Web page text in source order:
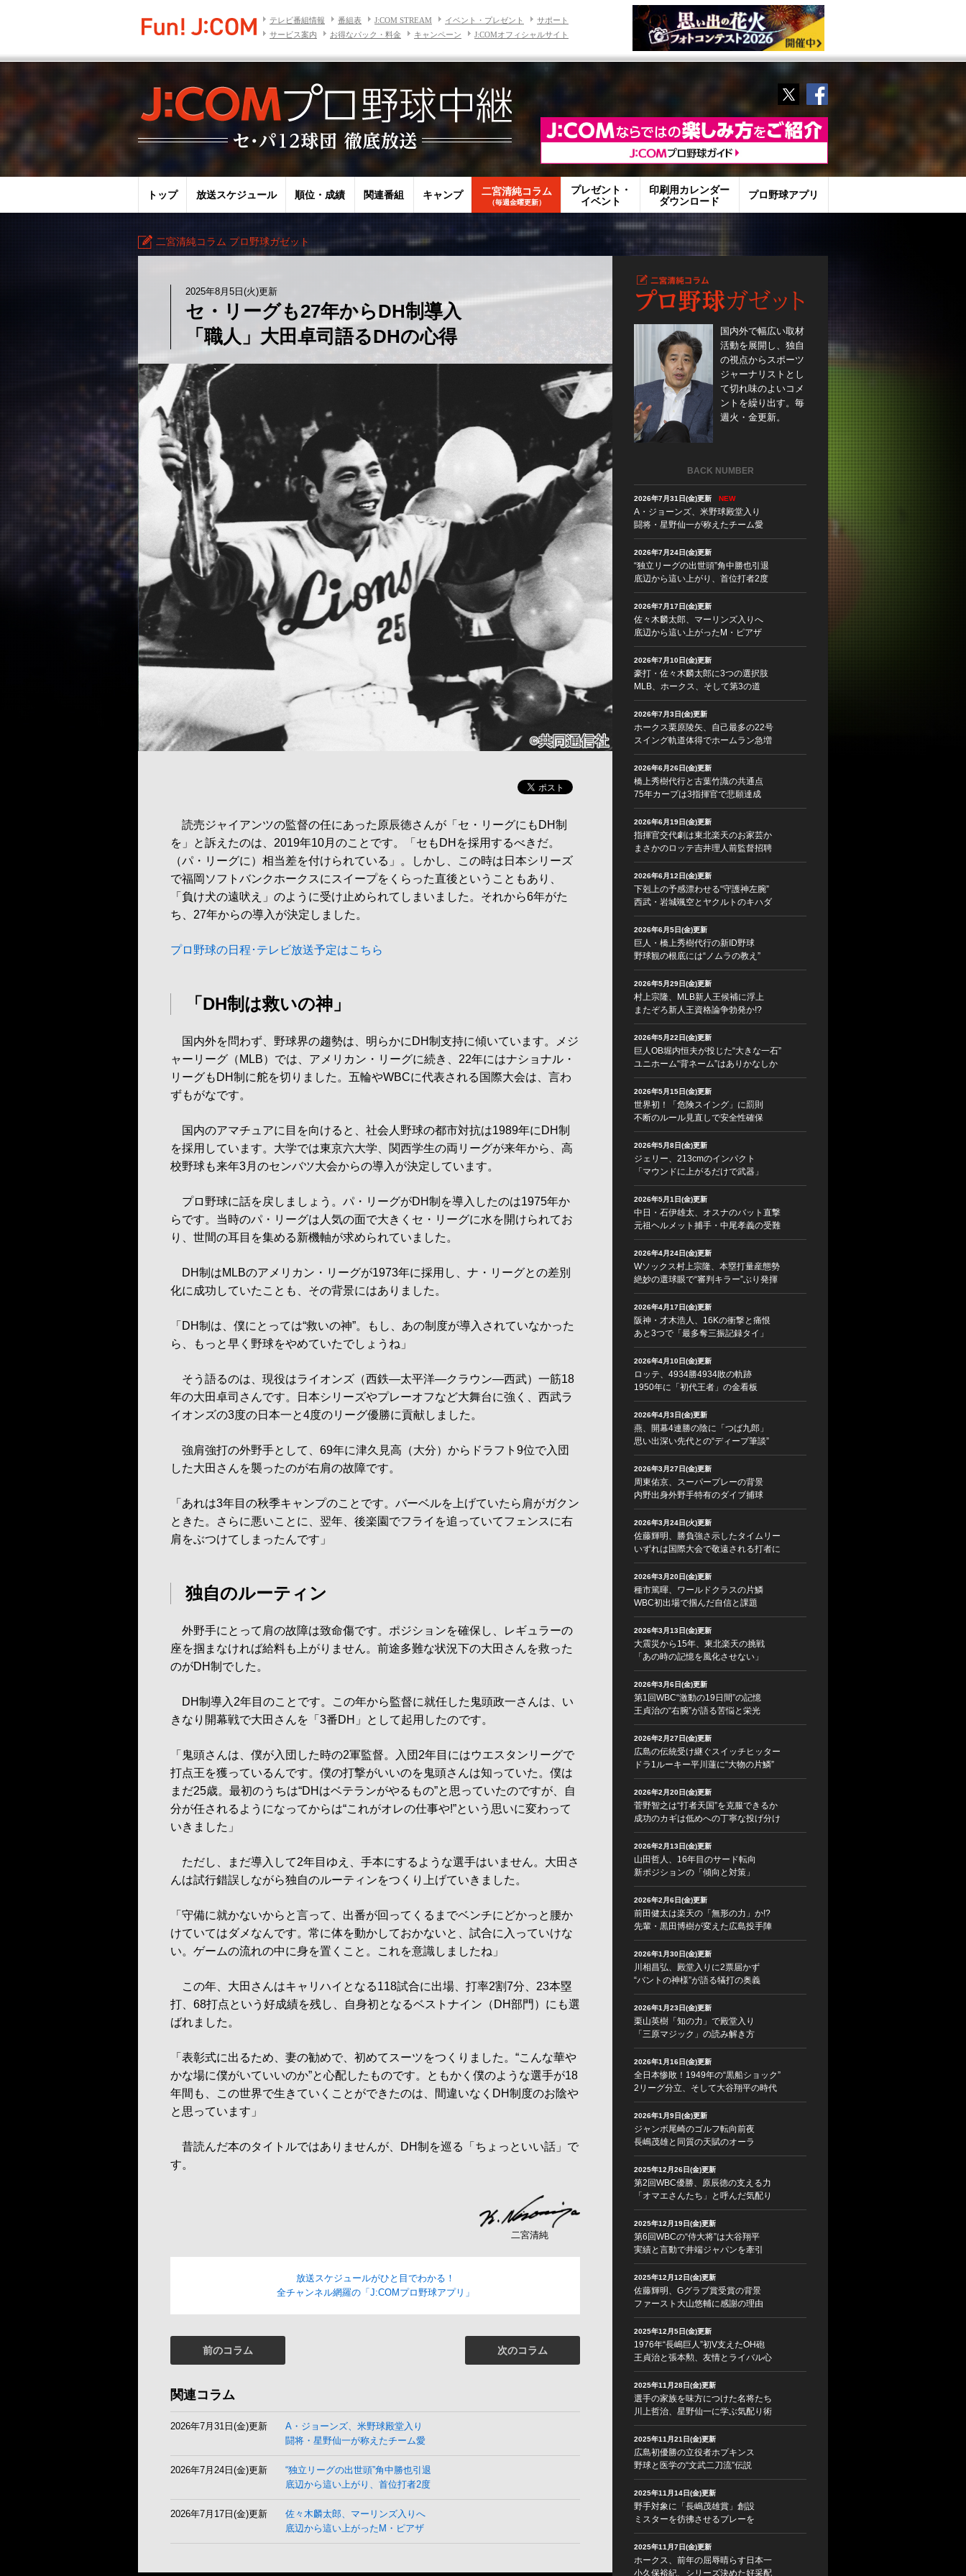
テレビ番組情報 番組表 J:COM STREAM イベント・プレゼント
サポート
サービス案内
お得なパック・料金 キャンペーン J:COMオフィシャルサイト
TwitterFacebook
トップ 放送スケジュール 順位・成績 関連番組 キャンプ 二宮清純コラム
（毎週金曜更新）
プレゼント・
イベント
印刷用カレンダー
ダウンロード
プロ野球アプリ
二宮清純コラム プロ野球ガゼット
2025年8月5日(火)更新
セ・リーグも27年からDH制導入
「職人」大田卓司語るDHの心得
読売ジャイアンツの監督の任にあった原辰徳さんが「セ・リーグにもDH制
を」と訴えたのは、2019年10月のことです。「セもDHを採用するべきだ。
（パ・リーグに）相当差を付けられている」。しかし、この時は日本シリーズ
で福岡ソフトバンクホークスにスイープをくらった直後ということもあり、
「負け犬の遠吠え」のように受け止められてしまいました。それから6年がた
ち、27年からの導入が決定しました。
プロ野球の日程･テレビ放送予定はこちら
「DH制は救いの神」
国内外を問わず、野球界の趨勢は、明らかにDH制支持に傾いています。メジ
ャーリーグ（MLB）では、アメリカン・リーグに続き、22年にはナショナル・
リーグもDH制に舵を切りました。五輪やWBCに代表される国際大会は、言わ
ずもがなです。
国内のアマチュアに目を向けると、社会人野球の都市対抗は1989年にDH制
を採用しています。大学では東京六大学、関西学生の両リーグが来年から、高
校野球も来年3月のセンバツ大会からの導入が決定しています。
プロ野球に話を戻しましょう。パ・リーグがDH制を導入したのは1975年か
らです。当時のパ・リーグは人気の面で大きくセ・リーグに水を開けられてお
り、世間の耳目を集める新機軸が求められていました。
DH制はMLBのアメリカン・リーグが1973年に採用し、ナ・リーグとの差別
化に成功していたことも、その背景にはありました。
「DH制は、僕にとっては“救いの神”。もし、あの制度が導入されていなかった
ら、もっと早く野球をやめていたでしょうね」
そう語るのは、現役はライオンズ（西鉄―太平洋―クラウン―西武）一筋18
年の大田卓司さんです。日本シリーズやプレーオフなど大舞台に強く、西武ラ
イオンズの3度の日本一と4度のリーグ優勝に貢献しました。
強肩強打の外野手として、69年に津久見高（大分）からドラフト9位で入団
した大田さんを襲ったのが右肩の故障です。
「あれは3年目の秋季キャンプのことです。バーベルを上げていたら肩がガクン
ときた。さらに悪いことに、翌年、後楽園でフライを追っていてフェンスに右
肩をぶつけてしまったんです」
独自のルーティン
外野手にとって肩の故障は致命傷です。ポジションを確保し、レギュラーの
座を掴まなければ給料も上がりません。前途多難な状況下の大田さんを救った
のがDH制でした。
DH制導入2年目のことです。この年から監督に就任した鬼頭政一さんは、い
きなり開幕戦で大田さんを「3番DH」として起用したのです。
「鬼頭さんは、僕が入団した時の2軍監督。入団2年目にはウエスタンリーグで
打点王を獲っているんです。僕の打撃がいいのを鬼頭さんは知っていた。僕は
まだ25歳。最初のうちは“DHはベテランがやるもの”と思っていたのですが、自
分が任されるようになってからは“これがオレの仕事や!”という思いに変わって
いきました」
ただし、まだ導入して2年目ゆえ、手本にするような選手はいません。大田さ
んは試行錯誤しながら独自のルーティンをつくり上げていきました。
「守備に就かないからと言って、出番が回ってくるまでベンチにどかっと腰か
けていてはダメなんです。常に体を動かしておかないと、試合に入っていけな
い。ゲームの流れの中に身を置くこと。これを意識しましたね」
この年、大田さんはキャリハイとなる118試合に出場、打率2割7分、23本塁
打、68打点という好成績を残し、自身初となるベストナイン（DH部門）にも選
ばれました。
「表彰式に出るため、妻の勧めで、初めてスーツをつくりました。“こんな華や
かな場に僕がいていいのか”と心配したものです。ともかく僕のような選手が18
年間も、この世界で生きていくことができたのは、間違いなくDH制度のお陰や
と思っています」
昔読んだ本のタイトルではありませんが、DH制を巡る「ちょっといい話」で
す。
二宮清純
放送スケジュールがひと目でわかる！
全チャンネル網羅の「J:COMプロ野球アプリ」
前のコラム 次のコラム
関連コラム
2026年7月31日(金)更新
A・ジョーンズ、米野球殿堂入り
闘将・星野仙一が称えたチーム愛
2026年7月24日(金)更新
“独立リーグの出世頭”角中勝也引退
底辺から這い上がり、首位打者2度
2026年7月17日(金)更新
佐々木麟太郎、マーリンズ入りへ
底辺から這い上がったM・ピアザ
国内外で幅広い取材
活動を展開し、独自
の視点からスポーツ
ジャーナリストとし
て切れ味のよいコメ
ントを繰り出す。毎
週火・金更新。
BACK NUMBER
2026年7月31日(金)更新 NEW
A・ジョーンズ、米野球殿堂入り
闘将・星野仙一が称えたチーム愛
2026年7月24日(金)更新
“独立リーグの出世頭”角中勝也引退
底辺から這い上がり、首位打者2度
2026年7月17日(金)更新
佐々木麟太郎、マーリンズ入りへ
底辺から這い上がったM・ピアザ
2026年7月10日(金)更新
豪打・佐々木麟太郎に3つの選択肢
MLB、ホークス、そして第3の道
2026年7月3日(金)更新
ホークス栗原陵矢、自己最多の22号
スイング軌道体得でホームラン急増
2026年6月26日(金)更新
橋上秀樹代行と古葉竹識の共通点
75年カープは3指揮官で悲願達成
2026年6月19日(金)更新
指揮官交代劇は東北楽天のお家芸か
まさかのロッテ吉井理人前監督招聘
2026年6月12日(金)更新
下剋上の予感漂わせる“守護神左腕”
西武・岩城颯空とヤクルトのキハダ
2026年6月5日(金)更新
巨人・橋上秀樹代行の新ID野球
野球観の根底には“ノムラの教え”
2026年5月29日(金)更新
村上宗隆、MLB新人王候補に浮上
またぞろ新人王資格論争勃発か!?
2026年5月22日(金)更新
巨人OB堀内恒夫が投じた“大きな一石”
ユニホーム“背ネーム”はありかなしか
2026年5月15日(金)更新
世界初！「危険スイング」に罰則
不断のルール見直しで安全性確保
2026年5月8日(金)更新
ジェリー、213cmのインパクト
「マウンドに上がるだけで武器」
2026年5月1日(金)更新
中日・石伊雄太、オスナのバット直撃
元祖ヘルメット捕手・中尾孝義の受難
2026年4月24日(金)更新
Wソックス村上宗隆、本塁打量産態勢
絶妙の選球眼で“審判キラー”ぶり発揮
2026年4月17日(金)更新
阪神・才木浩人、16Kの衝撃と痛恨
あと3つで「最多奪三振記録タイ」
2026年4月10日(金)更新
ロッテ、4934勝4934敗の軌跡
1950年に「初代王者」の金看板
2026年4月3日(金)更新
燕、開幕4連勝の陰に「つば九郎」
思い出深い先代との“ディープ筆談”
2026年3月27日(金)更新
周東佑京、スーパープレーの背景
内野出身外野手特有のダイブ捕球
2026年3月24日(火)更新
佐藤輝明、勝負強さ示したタイムリー
いずれは国際大会で敬遠される打者に
2026年3月20日(金)更新
種市篤暉、ワールドクラスの片鱗
WBC初出場で掴んだ自信と課題
2026年3月13日(金)更新
大震災から15年、東北楽天の挑戦
「あの時の記憶を風化させない」
2026年3月6日(金)更新
第1回WBC“激動の19日間”の記憶
王貞治の“右腕”が語る苦悩と栄光
2026年2月27日(金)更新
広島の伝統受け継ぐスイッチヒッター
ドラ1ルーキー平川蓮に“大物の片鱗”
2026年2月20日(金)更新
菅野智之は“打者天国”を克服できるか
成功のカギは低めへの丁寧な投げ分け
2026年2月13日(金)更新
山田哲人、16年目のサード転向
新ポジションの「傾向と対策」
2026年2月6日(金)更新
前田健太は楽天の「無形の力」か!?
先輩・黒田博樹が変えた広島投手陣
2026年1月30日(金)更新
川相昌弘、殿堂入りに2票届かず
“バントの神様”が語る犠打の奥義
2026年1月23日(金)更新
栗山英樹「知の力」で殿堂入り
「三原マジック」の読み解き方
2026年1月16日(金)更新
全日本惨敗！1949年の“黒船ショック”
2リーグ分立、そして大谷翔平の時代
2026年1月9日(金)更新
ジャンボ尾崎のゴルフ転向前夜
長嶋茂雄と同質の天賦のオーラ
2025年12月26日(金)更新
第2回WBC優勝、原辰徳の支える力
「オマエさんたち」と呼んだ気配り
2025年12月19日(金)更新
第6回WBCの“侍大将”は大谷翔平
実績と言動で井端ジャパンを牽引
2025年12月12日(金)更新
佐藤輝明、Gグラブ賞受賞の背景
ファースト大山悠輔に感謝の理由
2025年12月5日(金)更新
1976年“長嶋巨人”初V支えたOH砲
王貞治と張本勲、友情とライバル心
2025年11月28日(金)更新
選手の家族を味方につけた名将たち
川上哲治、星野仙一に学ぶ気配り術
2025年11月21日(金)更新
広島初優勝の立役者ホプキンス
野球と医学の“文武二刀流”伝説
2025年11月14日(金)更新
野手対象に「長嶋茂雄賞」創設
ミスターを彷彿させるプレーを
2025年11月7日(金)更新
ホークス、前年の屈辱晴らす日本一
小久保裕紀、シリーズ決めた好采配